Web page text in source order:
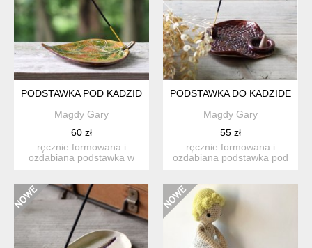
PODSTAWKA POD KADZIDEŁKA.
Magdy Gary
60 zł
ręcznie formowana i
ozdabiana podstawka w
PODSTAWKA DO
Magdy Gary
55 zł
ręcznie formowana i
ozdabiana podstawka pod